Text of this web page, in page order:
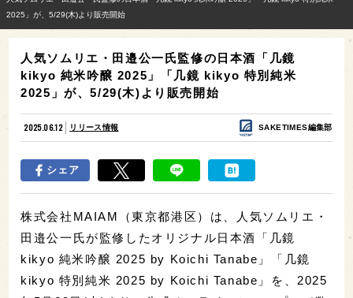
2025」が、5/29(木)より販売開始
人気ソムリエ・田邉公一氏監修の日本酒「几鏡
kikyo 純米吟醸 2025」「几鏡 kikyo 特別純米
2025」が、5/29(木)より販売開始
2025.06.12 リリース情報 SAKETIMES編集部
シェア
株式会社MAIAM（東京都港区）は、人気ソムリエ・
田邉公一氏が監修したオリジナル日本酒「几鏡
kikyo 純米吟醸 2025 by Koichi Tanabe」「几鏡
kikyo 特別純米 2025 by Koichi Tanabe」を、2025